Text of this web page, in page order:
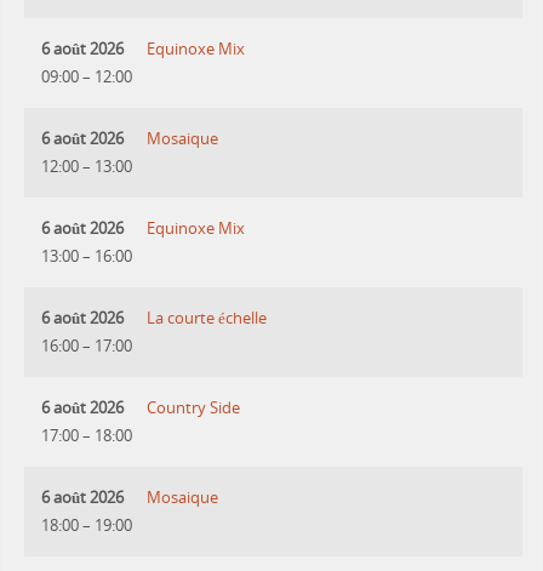
6 août 2026
09:00– 12:00
Equinoxe Mix
6 août 2026
12:00– 13:00
Mosaique
6 août 2026
13:00– 16:00
Equinoxe Mix
6 août 2026
16:00– 17:00
La courte échelle
6 août 2026
17:00– 18:00
Country Side
6 août 2026
18:00– 19:00
Mosaique